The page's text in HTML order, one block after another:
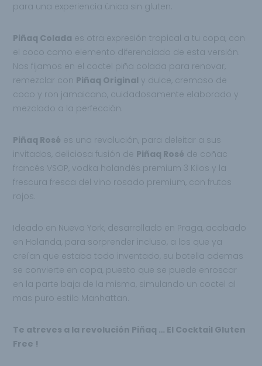
para una experiencia única sin gluten.
Piñaq Colada es otra expresión tropical a tu copa, con
el coco como elemento diferenciado de esta versión.
Nos fijamos en el coctel piña colada para renovar,
remezclar con Piñaq Original y dulce, cremoso de
coco y ron jamaicano, cuidadosamente elaborado y
mezclado a la perfección.
Piñaq Rosé es una revolución, para deleitar a sus
invitados, deliciosa fusión de Piñaq Rosé de coñac
francés VSOP, vodka holandés premium 3 Kilos y la
frescura fresca del vino rosado premium, con frutos
rojos.
Ideado en Nueva York, desarrollado en Praga, acabado
en Holanda, para sorprender incluso, a los que ya
creían que estaba todo inventado, su botella ademas
se convierte en copa, puesto que se puede enroscar
en la parte baja de la misma, simulando un coctel al
mas puro estilo Manhattan.
Te atreves a la revolución Piñaq … El Cocktail Gluten
Free !